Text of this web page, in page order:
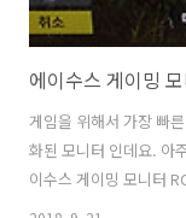
게임을 위해서 가장 빠
화된 모니터 인데요. 아
이수스 게이밍 모니터